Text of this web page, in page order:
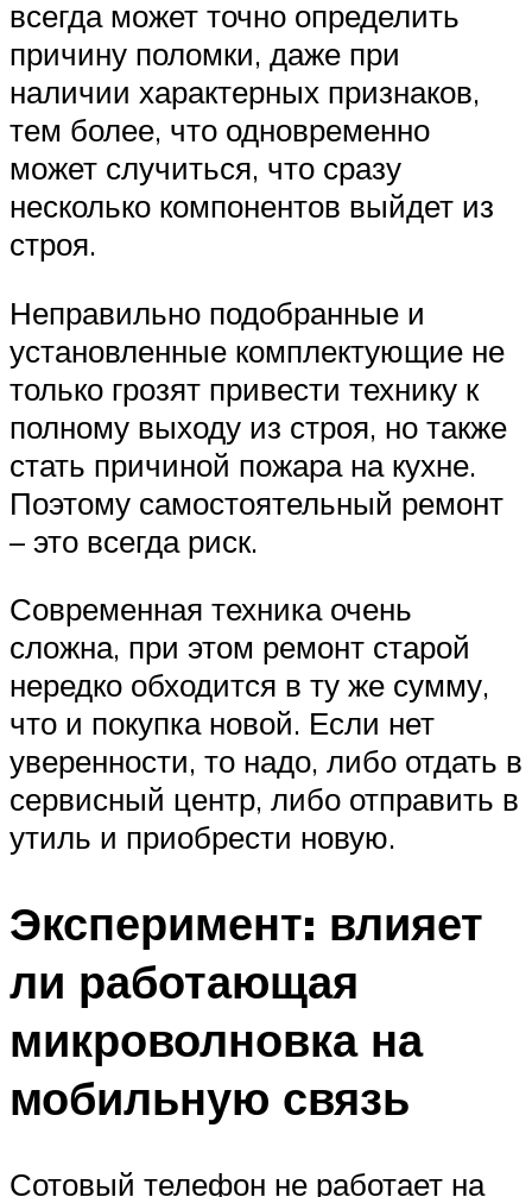
всегда может точно определить
причину поломки, даже при
наличии характерных признаков,
тем более, что одновременно
может случиться, что сразу
несколько компонентов выйдет из
строя.
Неправильно подобранные и
установленные комплектующие не
только грозят привести технику к
полному выходу из строя, но также
стать причиной пожара на кухне.
Поэтому самостоятельный ремонт
– это всегда риск.
Современная техника очень
сложна, при этом ремонт старой
нередко обходится в ту же сумму,
что и покупка новой. Если нет
уверенности, то надо, либо отдать в
сервисный центр, либо отправить в
утиль и приобрести новую.
Эксперимент: влияет
ли работающая
микроволновка на
мобильную связь
Сотовый телефон не работает на